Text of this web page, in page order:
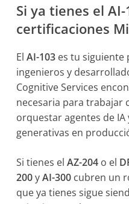
Si ya tienes el
certificaciones
El AI-103es tu siguiente
ingenieros y
Cognitive Services
necesaria para trabajar
orquestar agentes de
generativas en
Si tienes el AZ-204o el
200yAI-300cubren un
que ya tienes sigue